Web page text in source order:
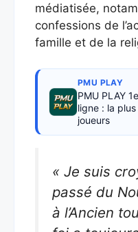
médiatisée,
confessions de
famille et de la
PMU PLAY
PMU PLAY
ligne : la
joueurs
« Je suis
passé du
à l’Ancien